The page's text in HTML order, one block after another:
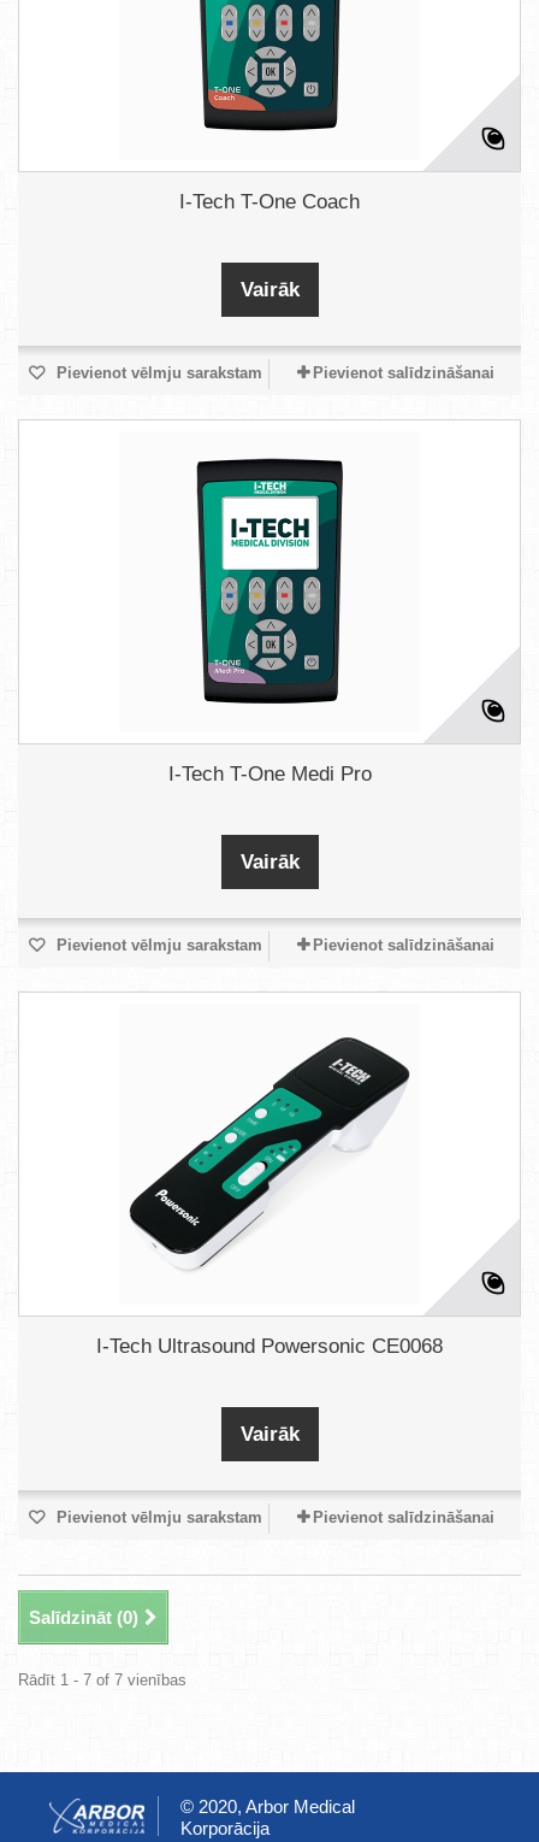
I-Tech T-One Coach
Vairāk
Pievienot vēlmju sarakstam Pievienot salīdzināšanai
I-Tech T-One Medi Pro
Vairāk
Pievienot vēlmju sarakstam Pievienot salīdzināšanai
I-Tech Ultrasound Powersonic CE0068
Vairāk
Pievienot vēlmju sarakstam Pievienot salīdzināšanai
Salīdzināt (0)
Rādīt 1 - 7 of 7 vienības
© 2020, Arbor Medical
Korporācija